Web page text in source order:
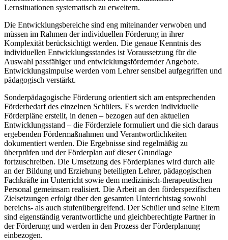
Lernsituationen systematisch zu erweitern.
Die Entwicklungsbereiche sind eng miteinander verwoben und
müssen im Rahmen der individuellen Förderung in ihrer
Komplexität berücksichtigt werden. Die genaue Kenntnis des
individuellen Entwicklungsstandes ist Voraussetzung für die
Auswahl passfähiger und entwicklungsfördernder Angebote.
Entwicklungsimpulse werden vom Lehrer sensibel aufgegriffen und
pädagogisch verstärkt.
Sonderpädagogische Förderung orientiert sich am entsprechenden
Förderbedarf des einzelnen Schülers. Es werden individuelle
Förderpläne erstellt, in denen – bezogen auf den aktuellen
Entwicklungsstand – die Förderziele formuliert und die sich daraus
ergebenden Fördermaßnahmen und Verantwortlichkeiten
dokumentiert werden. Die Ergebnisse sind regelmäßig zu
überprüfen und der Förderplan auf dieser Grundlage
fortzuschreiben. Die Umsetzung des Förderplanes wird durch alle
an der Bildung und Erziehung beteiligten Lehrer, pädagogischen
Fachkräfte im Unterricht sowie dem medizinisch-therapeutischen
Personal gemeinsam realisiert. Die Arbeit an den förderspezifischen
Zielsetzungen erfolgt über den gesamten Unterrichtstag sowohl
bereichs- als auch stufenübergreifend. Der Schüler und seine Eltern
sind eigenständig verantwortliche und gleichberechtigte Partner in
der Förderung und werden in den Prozess der Förderplanung
einbezogen.